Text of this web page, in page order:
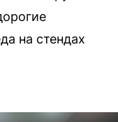
на стендах